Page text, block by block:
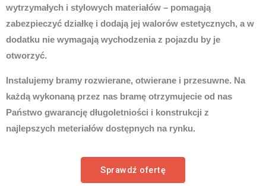
wytrzymałych i stylowych materiałów – pomagają
zabezpieczyć działkę i dodają jej walorów estetycznych, a w
dodatku nie wymagają wychodzenia z pojazdu by je
otworzyć.
Instalujemy bramy rozwierane, otwierane i przesuwne. Na
każdą wykonaną przez nas bramę otrzymujecie od nas
Państwo gwarancję długoletniości i konstrukcji z
najlepszych meteriałów dostępnych na rynku.
Sprawdź ofertę